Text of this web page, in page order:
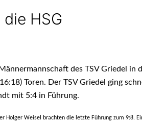
HSG
des TSV Griedel in
Toren. Der TSV Griedel ging
mit 5:4 in Führung.
Holger Weisel brachten die letzte Führung zum 9:8.